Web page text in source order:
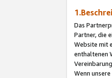
Das
Partner, die
Website mit
enthaltenen
Wenn